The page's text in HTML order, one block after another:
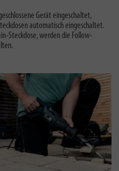
Gerät eingeschaltet,
automatisch eingeschaltet.
Steckdose, werden die Follow-